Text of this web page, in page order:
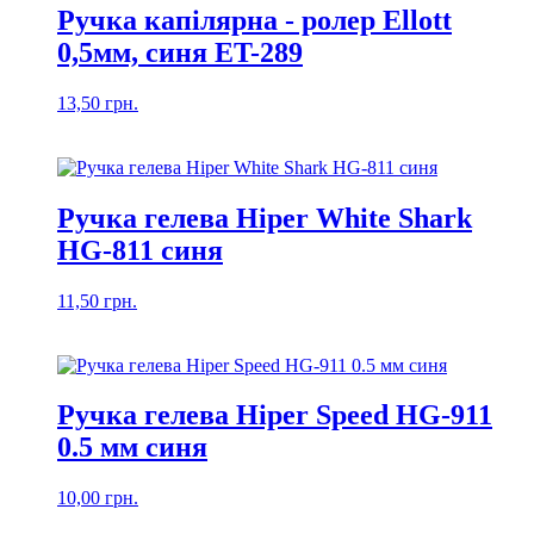
Ручка капілярна - ролер Ellott
0,5мм, синя ET-289
13,50 грн.
Ручка гелева Hiper White Shark
HG-811 синя
11,50 грн.
Ручка гелева Hiper Speed HG-911
0.5 мм синя
10,00 грн.